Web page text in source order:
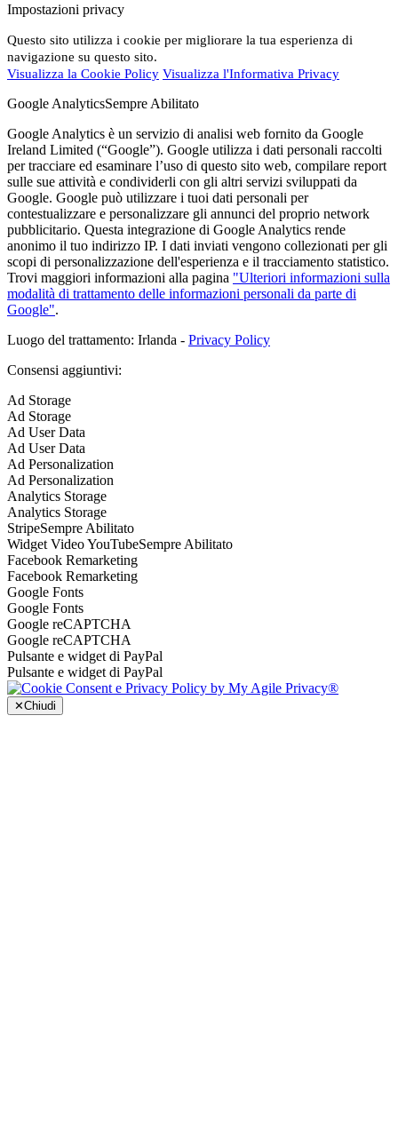
Impostazioni privacy
Questo sito utilizza i cookie per migliorare la tua esperienza di
navigazione su questo sito.
Visualizza la Cookie Policy Visualizza l'Informativa Privacy
Google AnalyticsSempre Abilitato
Google Analytics è un servizio di analisi web fornito da Google
Ireland Limited (“Google”). Google utilizza i dati personali raccolti
per tracciare ed esaminare l’uso di questo sito web, compilare report
sulle sue attività e condividerli con gli altri servizi sviluppati da
Google. Google può utilizzare i tuoi dati personali per
contestualizzare e personalizzare gli annunci del proprio network
pubblicitario. Questa integrazione di Google Analytics rende
anonimo il tuo indirizzo IP. I dati inviati vengono collezionati per gli
scopi di personalizzazione dell'esperienza e il tracciamento statistico.
Trovi maggiori informazioni alla pagina "Ulteriori informazioni sulla
modalità di trattamento delle informazioni personali da parte di
Google".
Luogo del trattamento: Irlanda - Privacy Policy
Consensi aggiuntivi:
Ad Storage
Ad Storage
Ad User Data
Ad User Data
Ad Personalization
Ad Personalization
Analytics Storage
Analytics Storage
StripeSempre Abilitato
Widget Video YouTubeSempre Abilitato
Facebook Remarketing
Facebook Remarketing
Google Fonts
Google Fonts
Google reCAPTCHA
Google reCAPTCHA
Pulsante e widget di PayPal
Pulsante e widget di PayPal
✕Chiudi